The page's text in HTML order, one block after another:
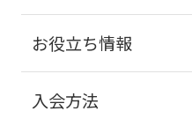
お役立ち情報
入会方法